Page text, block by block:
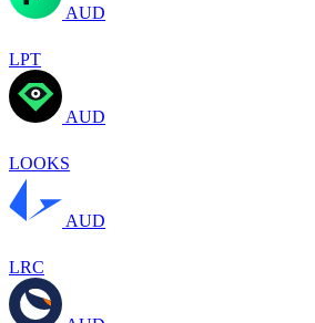
AUD
LPT
AUD
LOOKS
AUD
LRC